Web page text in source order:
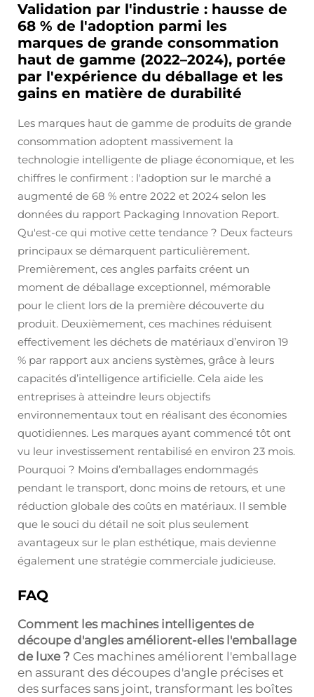
Validation par l'industrie : hausse de
68 % de l'adoption parmi les
marques de grande consommation
haut de gamme (2022–2024), portée
par l'expérience du déballage et les
gains en matière de durabilité
Les marques haut de gamme de produits de grande
consommation adoptent massivement la
technologie intelligente de pliage économique, et les
chiffres le confirment : l'adoption sur le marché a
augmenté de 68 % entre 2022 et 2024 selon les
données du rapport Packaging Innovation Report.
Qu'est-ce qui motive cette tendance ? Deux facteurs
principaux se démarquent particulièrement.
Premièrement, ces angles parfaits créent un
moment de déballage exceptionnel, mémorable
pour le client lors de la première découverte du
produit. Deuxièmement, ces machines réduisent
effectivement les déchets de matériaux d’environ 19
% par rapport aux anciens systèmes, grâce à leurs
capacités d’intelligence artificielle. Cela aide les
entreprises à atteindre leurs objectifs
environnementaux tout en réalisant des économies
quotidiennes. Les marques ayant commencé tôt ont
vu leur investissement rentabilisé en environ 23 mois.
Pourquoi ? Moins d’emballages endommagés
pendant le transport, donc moins de retours, et une
réduction globale des coûts en matériaux. Il semble
que le souci du détail ne soit plus seulement
avantageux sur le plan esthétique, mais devienne
également une stratégie commerciale judicieuse.
FAQ
Comment les machines intelligentes de
découpe d'angles améliorent-elles l'emballage
de luxe ? Ces machines améliorent l'emballage
en assurant des découpes d'angle précises et
des surfaces sans joint, transformant les boîtes